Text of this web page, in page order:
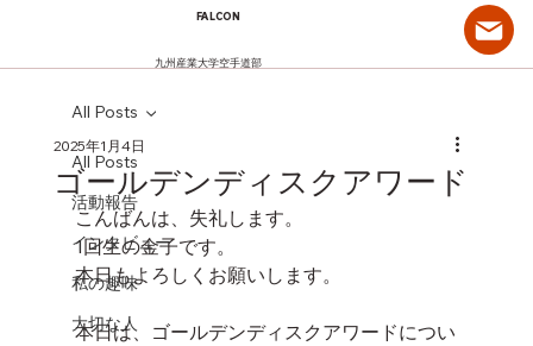
FALCON
九州産業大学空手道部
All Posts
活動報告
インタビュー
私の趣味
大切な人
All Posts
ゴールデンディスクアワード
2025年1月4日
こんばんは、失礼します。
1回生の金子です。
本日もよろしくお願いします。
本日は、ゴールデンディスクアワードについ